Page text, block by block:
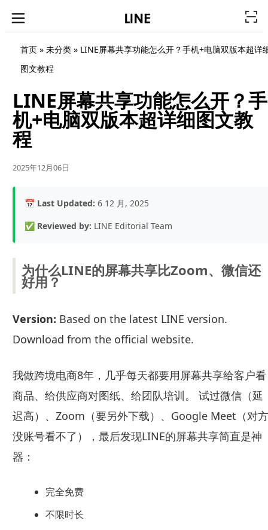
首页» 未分类 » LINE屏幕共享功能怎么开？手机+电脑双版本超详
图文教程
LINE屏幕共享功能怎么开？手
机+电脑双版本超详细图文教
程
2025年12月06日
📅 Last Updated: 6 12 月, 2025
✅ Reviewed by: LINE Editorial Team
为什么LINE的屏幕共享比Zoom、微信还
好用？
Version: Based on the latest LINE version.
Download from the official website.
我做跨境电商8年，几乎每天都要用屏幕共享给客户看
商品、给供应商对图纸、给团队培训。 试过微信（延
迟高）、Zoom（要另外下载）、Google Meet（对方
没账号看不了），最后发现LINE的屏幕共享简直是神
器：
完全免费
不限时长